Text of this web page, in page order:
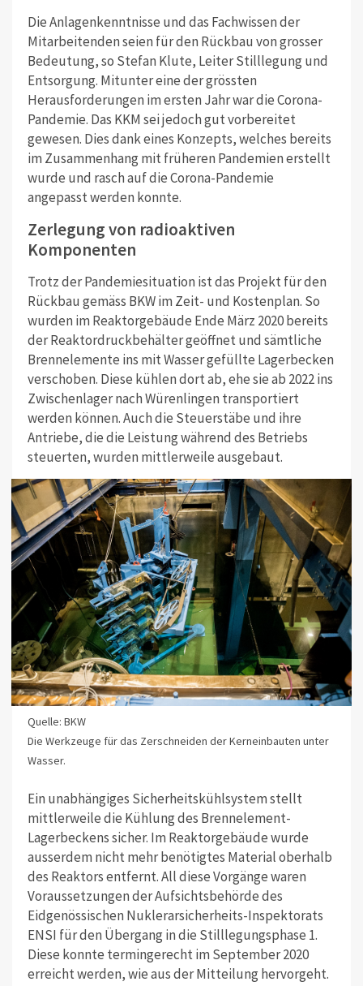
Die Anlagenkenntnisse und das Fachwissen der
Mitarbeitenden seien für den Rückbau von grosser
Bedeutung, so Stefan Klute, Leiter Stilllegung und
Entsorgung. Mitunter eine der grössten
Herausforderungen im ersten Jahr war die Corona-
Pandemie. Das KKM sei jedoch gut vorbereitet
gewesen. Dies dank eines Konzepts, welches bereits
im Zusammenhang mit früheren Pandemien erstellt
wurde und rasch auf die Corona-Pandemie
angepasst werden konnte.
Zerlegung von radioaktiven
Komponenten
Trotz der Pandemiesituation ist das Projekt für den
Rückbau gemäss BKW im Zeit- und Kostenplan. So
wurden im Reaktorgebäude Ende März 2020 bereits
der Reaktordruckbehälter geöffnet und sämtliche
Brennelemente ins mit Wasser gefüllte Lagerbecken
verschoben. Diese kühlen dort ab, ehe sie ab 2022 ins
Zwischenlager nach Würenlingen transportiert
werden können. Auch die Steuerstäbe und ihre
Antriebe, die die Leistung während des Betriebs
steuerten, wurden mittlerweile ausgebaut.
Quelle: BKW
Die Werkzeuge für das Zerschneiden der Kerneinbauten unter
Wasser.
Ein unabhängiges Sicherheitskühlsystem stellt
mittlerweile die Kühlung des Brennelement-
Lagerbeckens sicher. Im Reaktorgebäude wurde
ausserdem nicht mehr benötigtes Material oberhalb
des Reaktors entfernt. All diese Vorgänge waren
Voraussetzungen der Aufsichtsbehörde des
Eidgenössischen Nuklerarsicherheits-Inspektorats
ENSI für den Übergang in die Stilllegungsphase 1.
Diese konnte termingerecht im September 2020
erreicht werden, wie aus der Mitteilung hervorgeht.